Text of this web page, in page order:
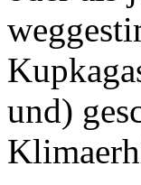
und)